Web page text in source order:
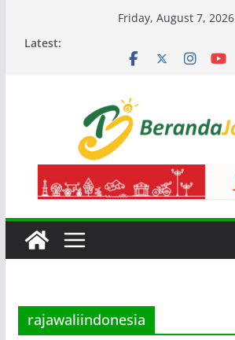
Friday, August 7, 2026
Latest:
rajawaliindonesia